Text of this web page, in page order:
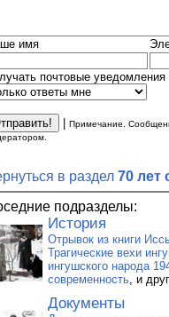
имя
почтовые уведомления
Примечание.
в раздел 70 лет
подразделы:
История
Отрывок из книги
Трагические вехи
ингушского народа
современность, и
Документы